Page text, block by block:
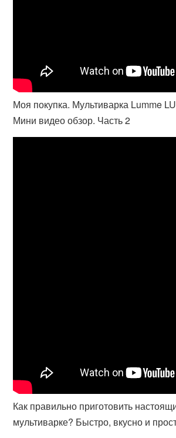
Моя покупка. Мультиварка Lumme
Мини видео обзор. Часть 2
Как правильно приготовить
мультиварке? Быстро, вкусно и